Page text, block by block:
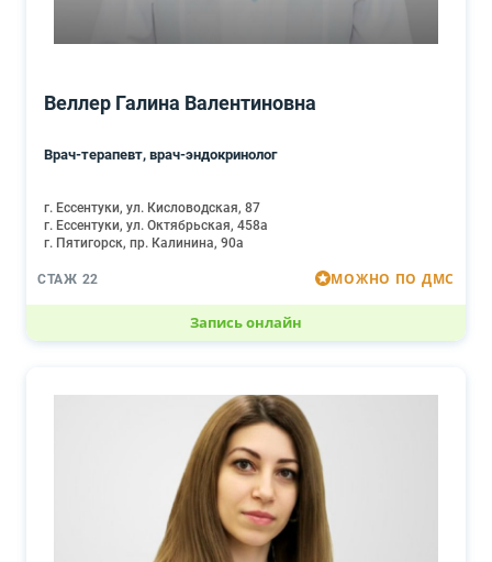
Веллер Галина Валентиновна
Врач-терапевт, врач-эндокринолог
г. Ессентуки, ул. Кисловодская, 87
г. Ессентуки, ул. Октябрьская, 458а
г. Пятигорск, пр. Калинина, 90а
СТАЖ 22 МОЖНО ПО ДМС
Запись онлайн